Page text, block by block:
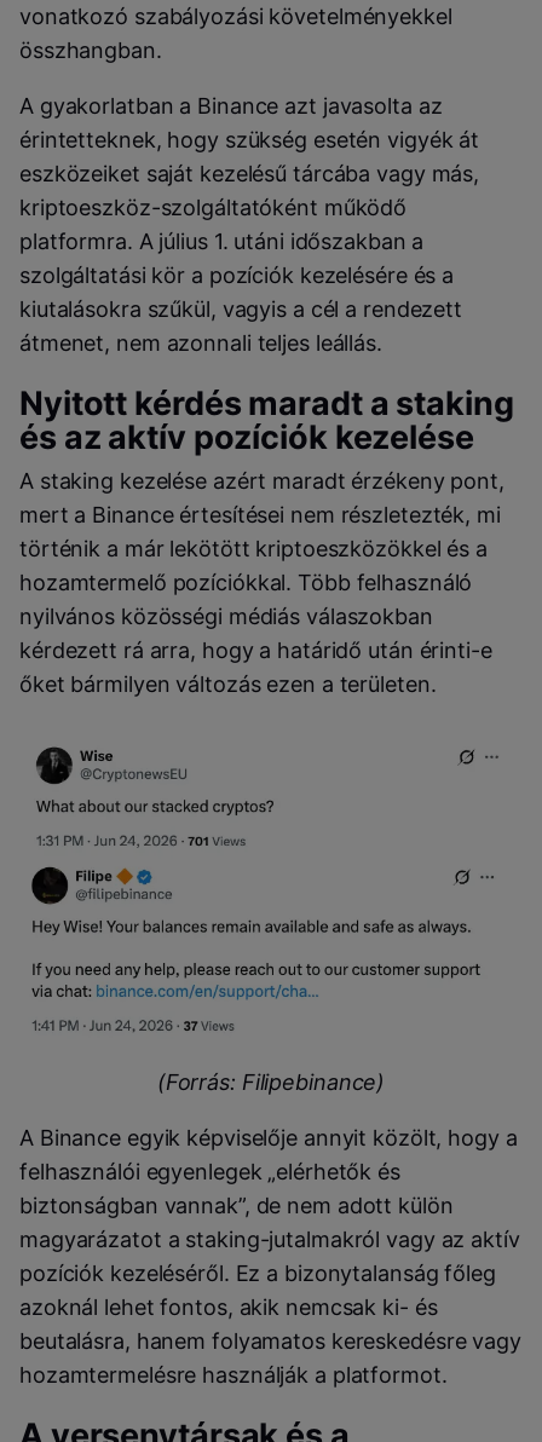
vonatkozó szabályozási követelményekkel
összhangban.
A gyakorlatban a Binance azt javasolta az
érintetteknek, hogy szükség esetén vigyék át
eszközeiket saját kezelésű tárcába vagy más,
kriptoeszköz-szolgáltatóként működő
platformra. A július 1. utáni időszakban a
szolgáltatási kör a pozíciók kezelésére és a
kiutalásokra szűkül, vagyis a cél a rendezett
átmenet, nem azonnali teljes leállás.
Nyitott kérdés maradt a staking
és az aktív pozíciók kezelése
A staking kezelése azért maradt érzékeny pont,
mert a Binance értesítései nem részletezték, mi
történik a már lekötött kriptoeszközökkel és a
hozamtermelő pozíciókkal. Több felhasználó
nyilvános közösségi médiás válaszokban
kérdezett rá arra, hogy a határidő után érinti-e
őket bármilyen változás ezen a területen.
(Forrás: Filipebinance)
A Binance egyik képviselője annyit közölt, hogy a
felhasználói egyenlegek „elérhetők és
biztonságban vannak”, de nem adott külön
magyarázatot a staking-jutalmakról vagy az aktív
pozíciók kezeléséről. Ez a bizonytalanság főleg
azoknál lehet fontos, akik nemcsak ki- és
beutalásra, hanem folyamatos kereskedésre vagy
hozamtermelésre használják a platformot.